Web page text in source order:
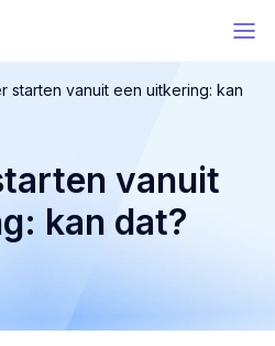
starten vanuit een uitkering: kan
vanuit
kan dat?